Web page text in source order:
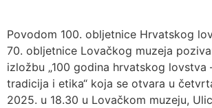
Povodom 100. obljetnice Hrvatskog
70. obljetnice Lovačkog muzeja
izložbu „100 godina hrvatskog lovstva
tradicija i etika“ koja se otvara u
2025. u 18.30 u Lovačkom muzeju,